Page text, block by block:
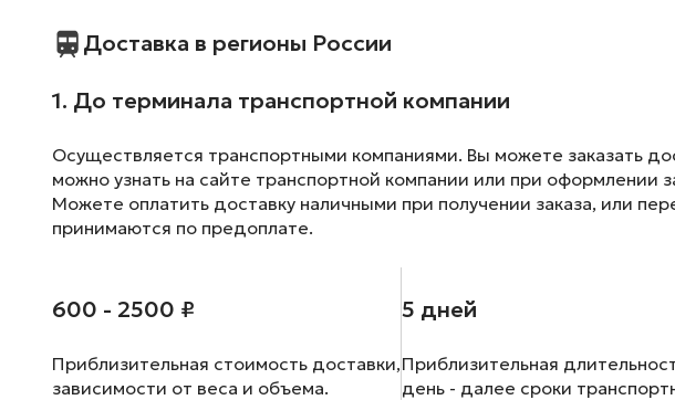
Доставка в регионы России
1. До терминала транспортной компании
Осуществляется транспортными компаниями. Вы можете заказать
можно узнать на сайте транспортной компании или при оформлении
Можете оплатить доставку наличными при получении заказа, или
принимаются по предоплате.
600 - 2500 ₽
Приблизительная стоимость доставки,
зависимости от веса и объема.
5 дней
Приблизительная
день - далее сроки